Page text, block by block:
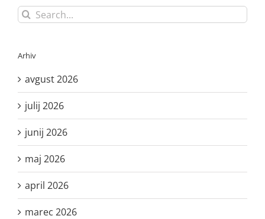
Search
for:
Arhiv
avgust 2026
julij 2026
junij 2026
maj 2026
april 2026
marec 2026